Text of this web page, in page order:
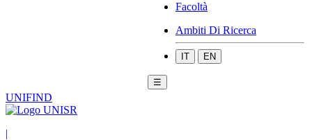
Facoltà
Ambiti Di Ricerca
IT EN
☰
UNIFIND
|